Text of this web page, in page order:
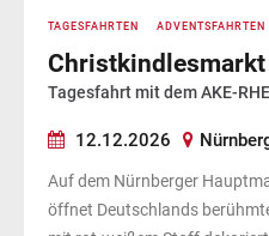
TAGESFAHRTEN ADVENTSFAHRTEN
Tagesfahrt mit dem AKE-
12.12.2026
Auf dem Nürnberger
öffnet Deutschlands